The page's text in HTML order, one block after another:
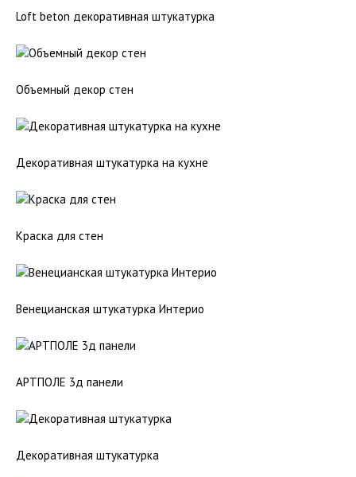
Loft beton декоративная штукатурка
Объемный декор стен
Декоративная штукатурка на кухне
Краска для стен
Венецианская штукатурка Интерио
АРТПОЛЕ 3д панели
Декоративная штукатурка